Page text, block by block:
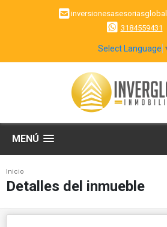
3184559431
Select Language
MENÚ
Inicio
Detalles del inmueble